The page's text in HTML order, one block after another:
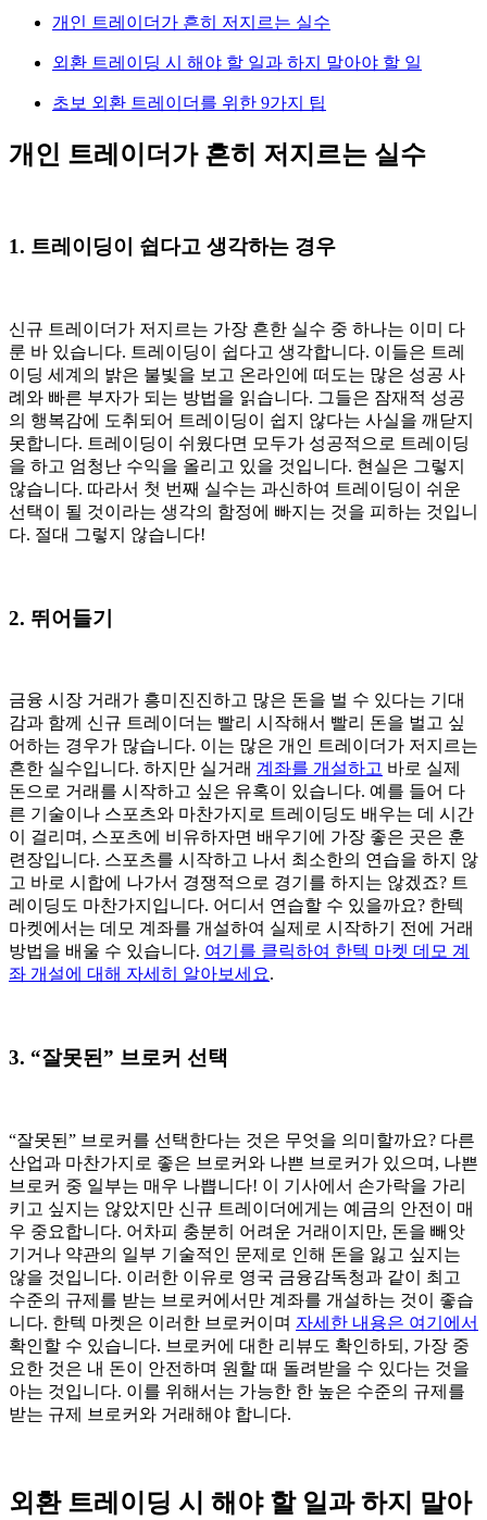
개인 트레이더가 흔히 저지르는 실수
외환 트레이딩 시 해야 할 일과 하지 말아야 할 일
초보 외환 트레이더를 위한 9가지 팁
개인 트레이더가 흔히 저지르는 실수
1. 트레이딩이 쉽다고 생각하는 경우
신규 트레이더가 저지르는 가장 흔한 실수 중 하나는 이미 다
룬 바 있습니다. 트레이딩이 쉽다고 생각합니다. 이들은 트레
이딩 세계의 밝은 불빛을 보고 온라인에 떠도는 많은 성공 사
례와 빠른 부자가 되는 방법을 읽습니다. 그들은 잠재적 성공
의 행복감에 도취되어 트레이딩이 쉽지 않다는 사실을 깨닫지
못합니다. 트레이딩이 쉬웠다면 모두가 성공적으로 트레이딩
을 하고 엄청난 수익을 올리고 있을 것입니다. 현실은 그렇지
않습니다. 따라서 첫 번째 실수는 과신하여 트레이딩이 쉬운
선택이 될 것이라는 생각의 함정에 빠지는 것을 피하는 것입니
다. 절대 그렇지 않습니다!
2. 뛰어들기
금융 시장 거래가 흥미진진하고 많은 돈을 벌 수 있다는 기대
감과 함께 신규 트레이더는 빨리 시작해서 빨리 돈을 벌고 싶
어하는 경우가 많습니다. 이는 많은 개인 트레이더가 저지르는
흔한 실수입니다. 하지만 실거래 계좌를 개설하고 바로 실제
돈으로 거래를 시작하고 싶은 유혹이 있습니다. 예를 들어 다
른 기술이나 스포츠와 마찬가지로 트레이딩도 배우는 데 시간
이 걸리며, 스포츠에 비유하자면 배우기에 가장 좋은 곳은 훈
련장입니다. 스포츠를 시작하고 나서 최소한의 연습을 하지 않
고 바로 시합에 나가서 경쟁적으로 경기를 하지는 않겠죠? 트
레이딩도 마찬가지입니다. 어디서 연습할 수 있을까요? 한텍
마켓에서는 데모 계좌를 개설하여 실제로 시작하기 전에 거래
방법을 배울 수 있습니다. 여기를 클릭하여 한텍 마켓 데모 계
좌 개설에 대해 자세히 알아보세요.
3. “잘못된” 브로커 선택
“잘못된” 브로커를 선택한다는 것은 무엇을 의미할까요? 다른
산업과 마찬가지로 좋은 브로커와 나쁜 브로커가 있으며, 나쁜
브로커 중 일부는 매우 나쁩니다! 이 기사에서 손가락을 가리
키고 싶지는 않았지만 신규 트레이더에게는 예금의 안전이 매
우 중요합니다. 어차피 충분히 어려운 거래이지만, 돈을 빼앗
기거나 약관의 일부 기술적인 문제로 인해 돈을 잃고 싶지는
않을 것입니다. 이러한 이유로 영국 금융감독청과 같이 최고
수준의 규제를 받는 브로커에서만 계좌를 개설하는 것이 좋습
니다. 한텍 마켓은 이러한 브로커이며 자세한 내용은 여기에서
확인할 수 있습니다. 브로커에 대한 리뷰도 확인하되, 가장 중
요한 것은 내 돈이 안전하며 원할 때 돌려받을 수 있다는 것을
아는 것입니다. 이를 위해서는 가능한 한 높은 수준의 규제를
받는 규제 브로커와 거래해야 합니다.
외환 트레이딩 시 해야 할 일과 하지 말아